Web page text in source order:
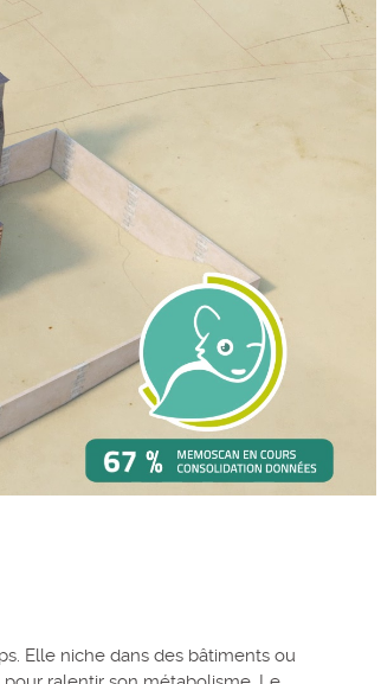
Elle niche dans des bâtiments ou